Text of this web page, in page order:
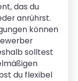
das du
anrührst.
können
solltest
du flexibel